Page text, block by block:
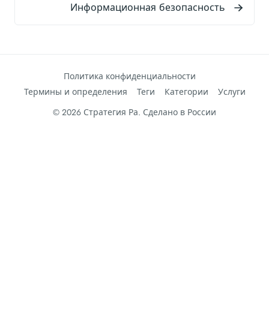
Информационная безопасность
Политика конфиденциальности
Термины и определения
Теги Категории
Услуги
© 2026 Стратегия Ра. Сделано в России